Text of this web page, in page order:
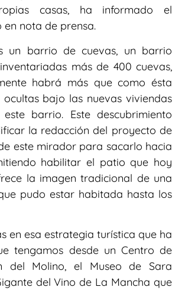
casas, ha informado el
nota de prensa.
un barrio de cuevas, un barrio
más de 400 cuevas,
habrá más que como ésta
bajo las nuevas viviendas
barrio. Este descubrimiento
la redacción del proyecto de
este mirador para sacarlo hacia
habilitar el patio que hoy
la imagen tradicional de una
pudo estar habitada hasta los
en esa estrategia turística que ha
tengamos desde un Centro de
del Molino, el Museo de Sara
del Vino de La Mancha que